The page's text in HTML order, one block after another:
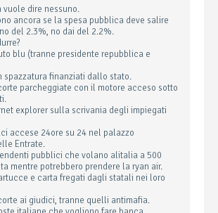
vuole dire nessuno.
ancora se la spesa pubblica deve salire
del 2.3%, no dai del 2.2%.
blu (tranne presidente repubblica e
spazzatura finanziati dallo stato.
parcheggiate con il motore acceso sotto
explorer sulla scrivania degli impiegati
accese 24ore su 24 nel palazzo
Entrate.
pubblici che volano alitalia a 500
mentre potrebbero prendere la ryan air.
e carta fregati dagli statali nei loro
ai giudici, tranne quelli antimafia.